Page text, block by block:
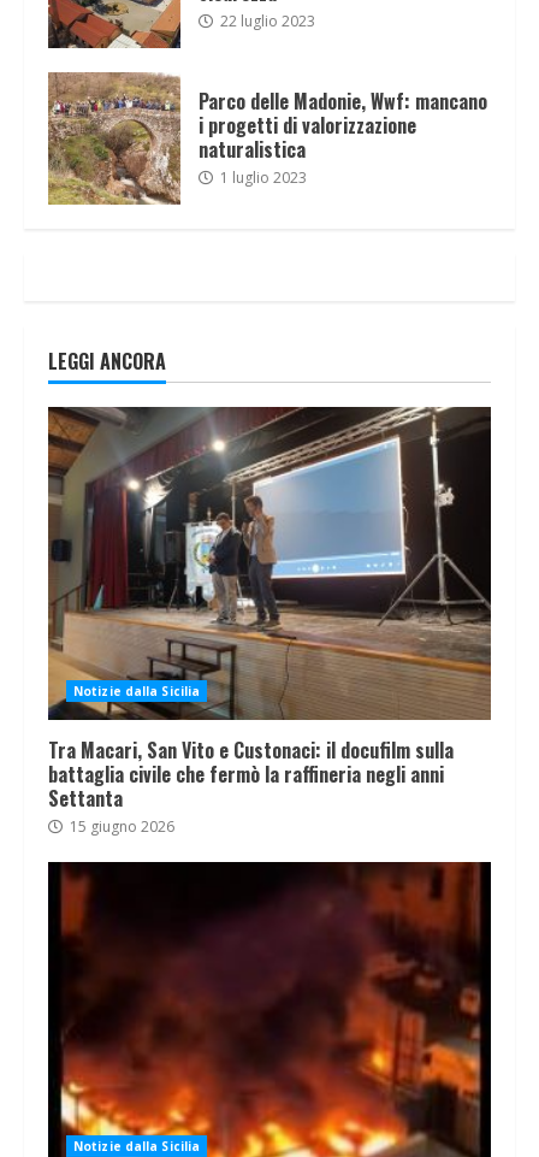
22 luglio 2023
Parco delle Madonie, Wwf: mancano
i progetti di valorizzazione
naturalistica
1 luglio 2023
LEGGI ANCORA
Notizie dalla Sicilia
Tra Macari, San Vito e Custonaci: il docufilm sulla
battaglia civile che fermò la raffineria negli anni
Settanta
15 giugno 2026
Notizie dalla Sicilia